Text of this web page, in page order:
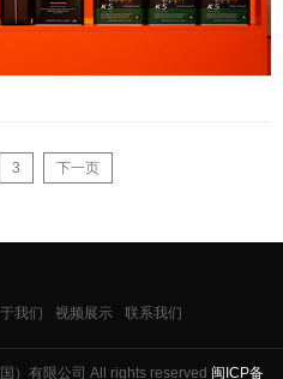
3 下一页
我们 视频展示 联系我们
）有限公司 All rights reserved 闽ICP备